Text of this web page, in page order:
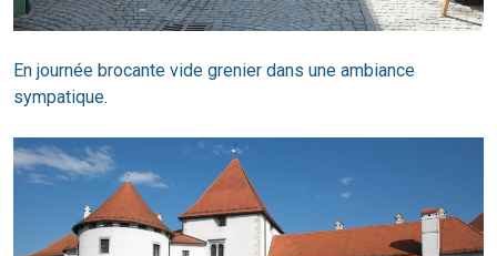
En journée brocante vide grenier dans une ambiance
sympatique.